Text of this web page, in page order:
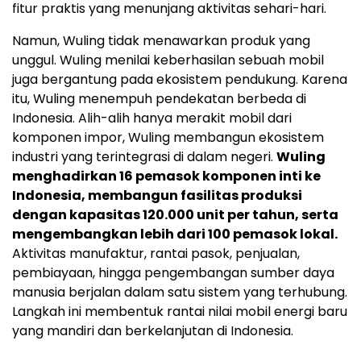
fitur praktis yang menunjang aktivitas sehari-hari.
Namun, Wuling tidak menawarkan produk yang
unggul. Wuling menilai keberhasilan sebuah mobil
juga bergantung pada ekosistem pendukung. Karena
itu, Wuling menempuh pendekatan berbeda di
Indonesia. Alih-alih hanya merakit mobil dari
komponen impor, Wuling membangun ekosistem
industri yang terintegrasi di dalam negeri. Wuling
menghadirkan 16 pemasok komponen inti ke
Indonesia, membangun fasilitas produksi
dengan kapasitas 120.000 unit per tahun, serta
mengembangkan lebih dari 100 pemasok lokal.
Aktivitas manufaktur, rantai pasok, penjualan,
pembiayaan, hingga pengembangan sumber daya
manusia berjalan dalam satu sistem yang terhubung.
Langkah ini membentuk rantai nilai mobil energi baru
yang mandiri dan berkelanjutan di Indonesia.